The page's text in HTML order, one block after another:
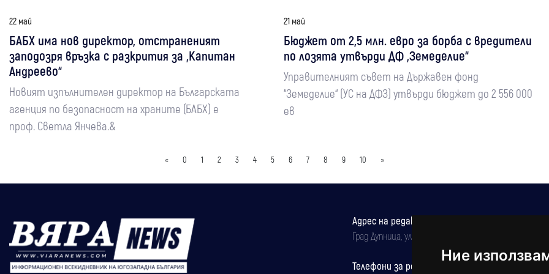
Ние
22 май
БАБХ има нов директор, отстраненият
заподозря връзка с разкрития за „Капитан
Андреево“
Новият изпълнителен директор на Българската
агенция по безопасност на храните (БАБХ) е
проф. Светла Янчева.&
21 май
Бюджет от 2,5 млн. евро за борба с вредители
по лозята утвърди ДФ „Земеделие“
Управителният съвет на Държавен фонд
“Земеделие“ (УС на ДФЗ) утвърди бюджет до 2 556 000
ев
« 0 1 2 3 4 5 6 7 8 9 10 »
Адрес на редакцията
Град Дупница, ул.''Христо Ботев" 43
Телефони за реклама и абонаменти